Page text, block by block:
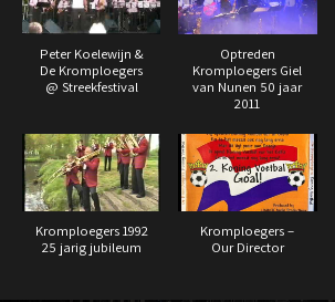
Peter Koelewijn &
De Kromploegers
@ Streekfestival
Optreden
Kromploegers Giel
van Nunen 50 jaar
2011
Kromploegers 1992
25 jarig jubileum
Kromploegers –
Our Director